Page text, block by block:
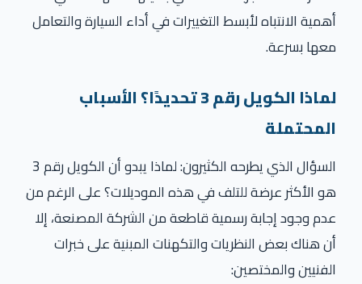
أهمية الانتباه لأبسط التغييرات في أداء السيارة والتعامل
معها بسرعة.
لماذا الكويل رقم 3 تحديدًا؟ الأسباب
المحتملة
السؤال الذي يطرحه الكثيرون: لماذا يبدو أن الكويل رقم 3
هو الأكثر عرضة للتلف في هذه الموديلات؟ على الرغم من
عدم وجود إجابة رسمية قاطعة من الشركة المصنعة، إلا
أن هناك بعض النظريات والتكهنات المبنية على خبرات
الفنيين والمختصين: